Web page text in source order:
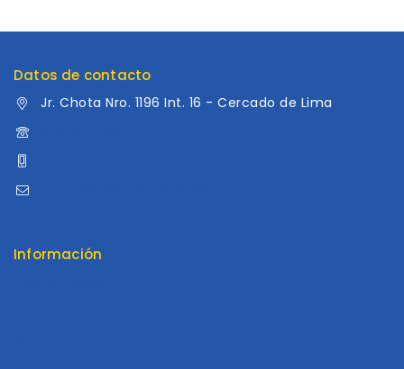
Datos de contacto
Jr. Chota Nro. 1196 Int. 16 - Cercado de Lima
Información